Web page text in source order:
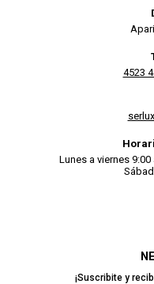
¡Suscribite y
4523
Lunes a viernes 9:00